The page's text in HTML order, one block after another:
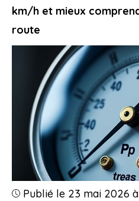
km/h et mieux
route
Publié le 23 mai 2026